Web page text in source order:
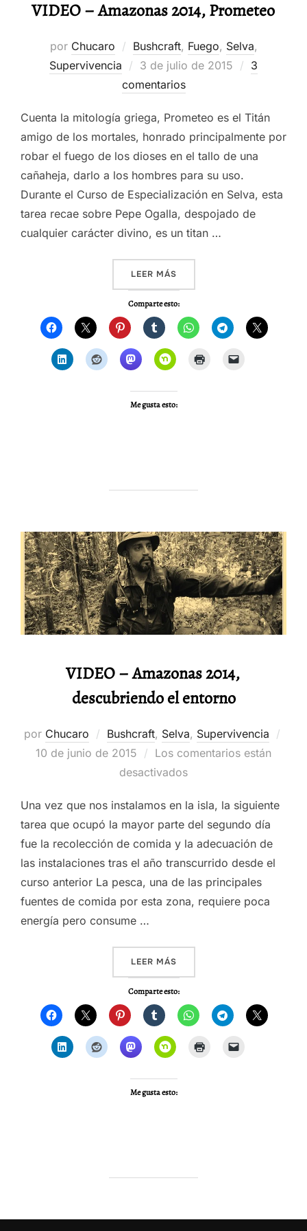
VIDEO – Amazonas 2014, Prometeo
por Chucaro Bushcraft, Fuego, Selva,
Supervivencia
Publicado
el
3 de julio de 2015
3
comentarios
Cuenta la mitología griega, Prometeo es el Titán
amigo de los mortales, honrado principalmente por
robar el fuego de los dioses en el tallo de una
cañaheja, darlo a los hombres para su uso.
Durante el Curso de Especialización en Selva, esta
tarea recae sobre Pepe Ogalla, despojado de
cualquier carácter divino, es un titan …
LEER MÁS«VIDEO – AMAZONAS 2014,
Comparte esto:
Me gusta esto:
VIDEO – Amazonas 2014,
descubriendo el entorno
por Chucaro Bushcraft, Selva, Supervivencia
10 de junio de 2015
Los comentarios están
desactivados
Una vez que nos instalamos en la isla, la siguiente
tarea que ocupó la mayor parte del segundo día
fue la recolección de comida y la adecuación de
las instalaciones tras el año transcurrido desde el
curso anterior La pesca, una de las principales
fuentes de comida por esta zona, requiere poca
energía pero consume …
LEER MÁS«VIDEO – AMAZONAS 2014,
Comparte esto:
Me gusta esto: